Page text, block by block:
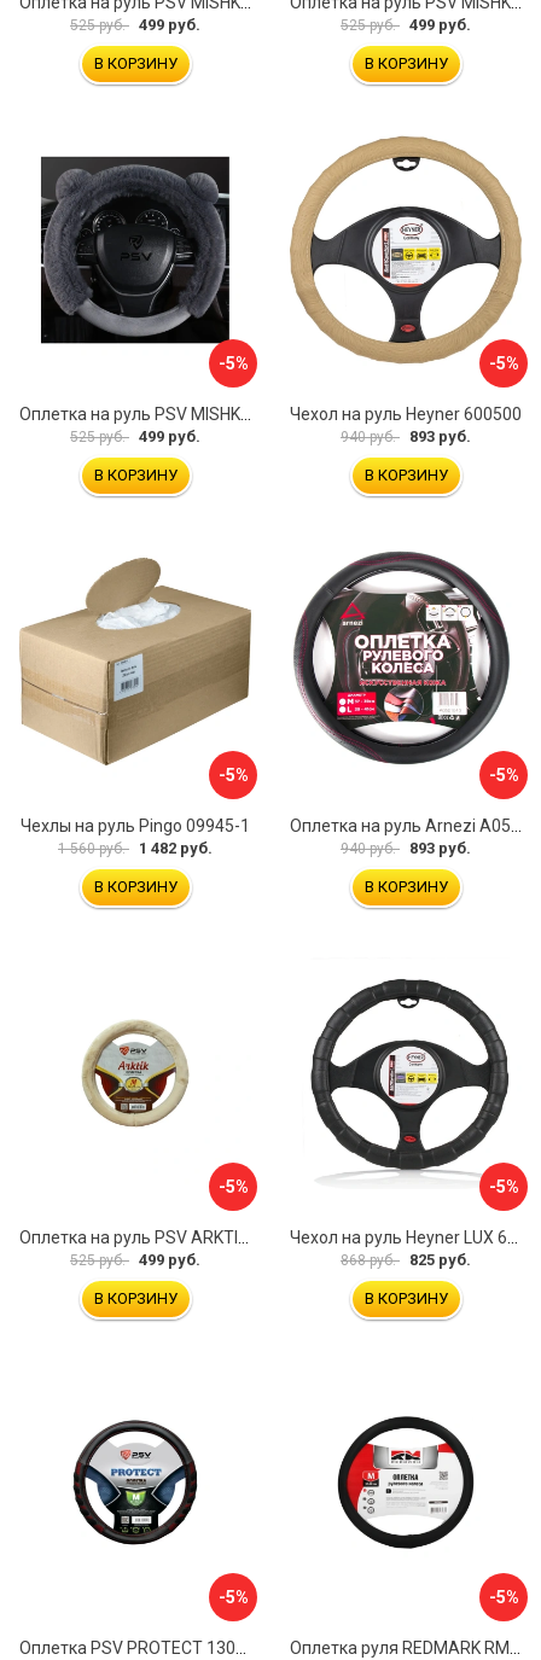
525 руб. 499 руб.
В КОРЗИНУ
525 руб. 499 руб.
В КОРЗИНУ
-5%
525 руб. 499 руб.
В КОРЗИНУ
-5%
Чехол на руль Heyner 600500
940 руб. 893 руб.
В КОРЗИНУ
-5%
Чехлы на руль Pingo 09945-1
1 560 руб. 1 482 руб.
В КОРЗИНУ
-5%
940 руб. 893 руб.
В КОРЗИНУ
-5%
525 руб. 499 руб.
В КОРЗИНУ
-5%
868 руб. 825 руб.
В КОРЗИНУ
-5%
Оплетка PSV PROTECT 130503
-5%
Оплетка руля REDMARK RM78002